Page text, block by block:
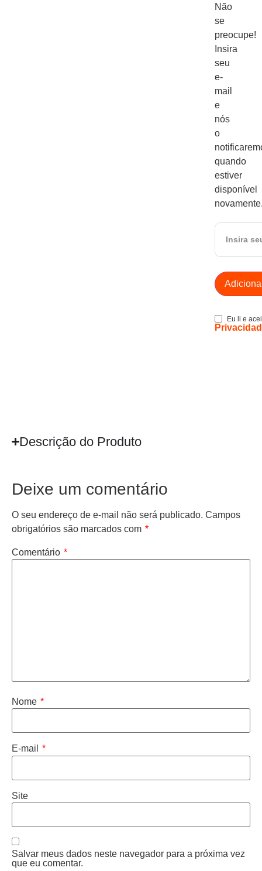
Não
se
preocupe!
Insira
seu
e-
mail
e
nós
o
quando
estiver
disponível
Eu li e
Descrição do Produto
Deixe um comentário
O seu endereço de e-mail não será publicado. Campos
obrigatórios são marcados com *
Comentário *
Nome *
E-mail *
Site
Salvar meus dados neste navegador para a próxima vez
que eu comentar.